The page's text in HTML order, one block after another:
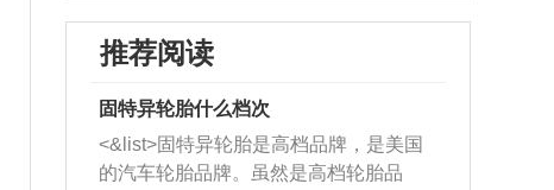
推荐阅读
固特异轮胎什么档次
<&list>固特异轮胎是高档品牌，是美国
的汽车轮胎品牌。虽然是高档轮胎品